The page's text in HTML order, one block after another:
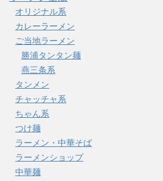
オリジナル系
カレーラーメン
ご当地ラーメン
勝浦タンタン麺
燕三条系
タンメン
チャッチャ系
ちゃん系
つけ麺
ラーメン・中華そば
ラーメンショップ
中華麺